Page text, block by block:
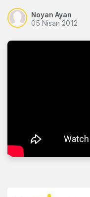
Noyan Ayan
05 Nisan 2012